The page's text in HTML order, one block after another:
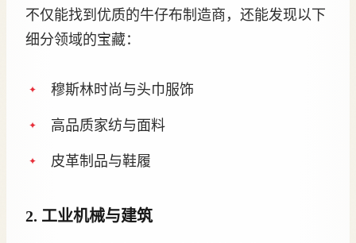
不仅能找到优质的牛仔布制造商，还能发现以下
细分领域的宝藏：
穆斯林时尚与头巾服饰
高品质家纺与面料
皮革制品与鞋履
2. 工业机械与建筑